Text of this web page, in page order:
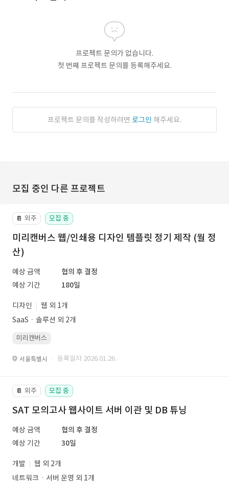
프로젝트 문의가 없습니다.
첫 번째 프로젝트 문의를 등록해주세요.
프로젝트 문의를 작성하려면 로그인 해주세요.
모집 중인 다른 프로젝트
📔 외주 모집 중
미리캔버스 웹/인쇄용 디자인 템플릿 정기 제작 (월 정
산)
예상 금액
협의 후 결정
예상 기간
180일
디자인
웹 외 1개
SaaSㆍ솔루션 외 2개
미리캔버스
서울특별시 · 등록일자 2026.01.26.
📔 외주 모집 중
SAT 모의고사 웹사이트 서버 이관 및 DB 튜닝
예상 금액
협의 후 결정
예상 기간
30일
개발
웹 외 2개
네트워크ㆍ서버 운영 외 1개